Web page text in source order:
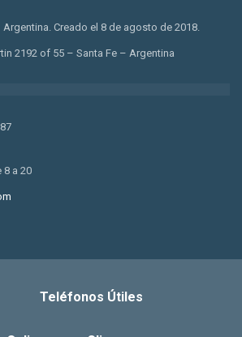
Creado el 8 de agosto de 2018.
2192 of 55 – Santa Fe – Argentina
8 a 20
Teléfonos Útiles